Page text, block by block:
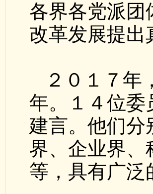
各界各党派团
改革发展提出
２０１７年
年。１４位委
建言。他们分
界、企业界、
等，具有广泛